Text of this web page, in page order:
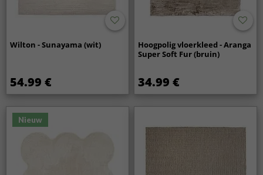
Wilton - Sunayama (wit)
54.99 €
Hoogpolig vloerkleed - Aranga
Super Soft Fur (bruin)
34.99 €
Nieuw